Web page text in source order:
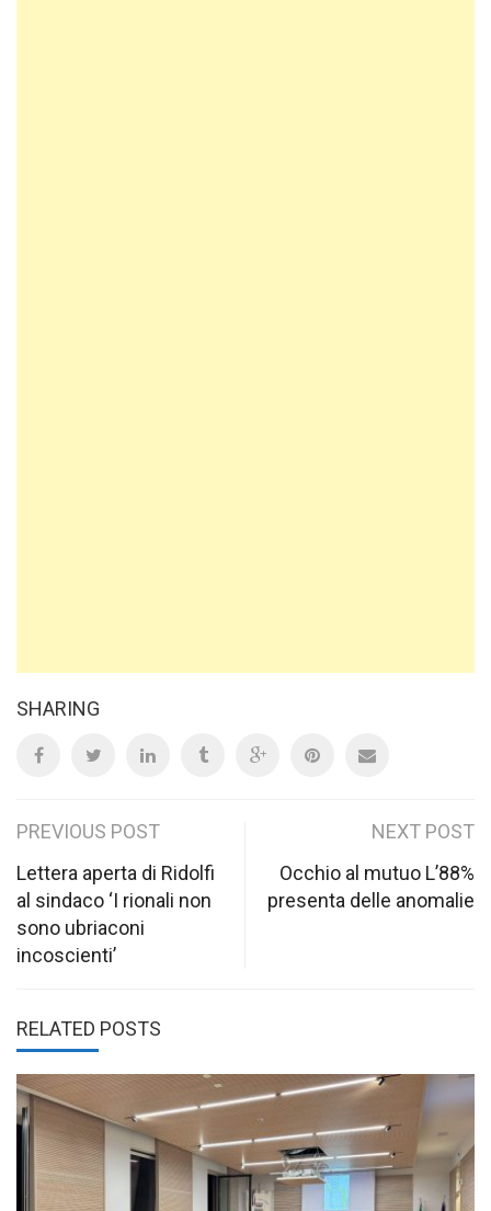
SHARING
Post
navigation
PREVIOUS POST
Lettera aperta di Ridolfi
al sindaco ‘I rionali non
sono ubriaconi
incoscienti’
NEXT POST
Occhio al mutuo L’88%
presenta delle anomalie
RELATED POSTS